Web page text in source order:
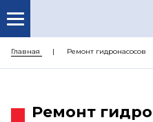
О
Главная Ремонт гидронасосов
Ремонт